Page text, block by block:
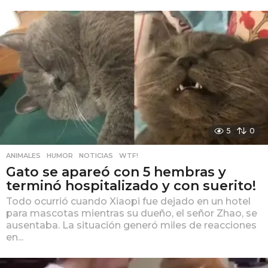
5 0
ANIMALES ,HUMOR ,NOTICIAS ,WTF!
Gato se apareó con 5 hembras y
terminó hospitalizado y con suerito!
Todo ocurrió cuando Xiaopi fue dejado en un hotel
para mascotas mientras su dueño, el señor Zhao, se
ausentaba. La situación generó miles de reacciones
en...